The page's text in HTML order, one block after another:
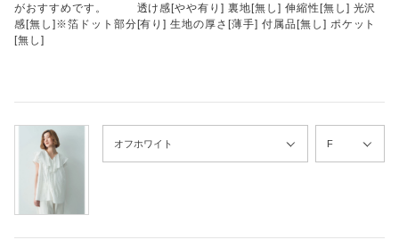
がおすすめです。 透け感[やや有り] 裏地[無し] 伸縮性[無し] 光沢
感[無し]※箔ドット部分[有り] 生地の厚さ[薄手] 付属品[無し] ポケット
[無し]